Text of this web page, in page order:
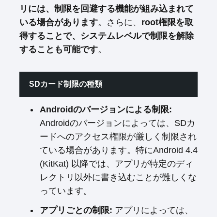
リには、制限を回避する機能が組み込まれて
いる場合があります。さらに、 root権限を取
得することで、システムレベルで制限を解除
することも可能です。
SDカード制限の種類
Androidのバージョンによる制限:
Androidのバージョンによっては、SDカ
ードへのアクセス権限が厳しく制限され
ている場合があります。特にAndroid 4.4
(KitKat) 以降では、アプリが特定のディ
レクトリ以外に書き込むことが難しくな
っています。
アプリごとの制限: アプリによっては、